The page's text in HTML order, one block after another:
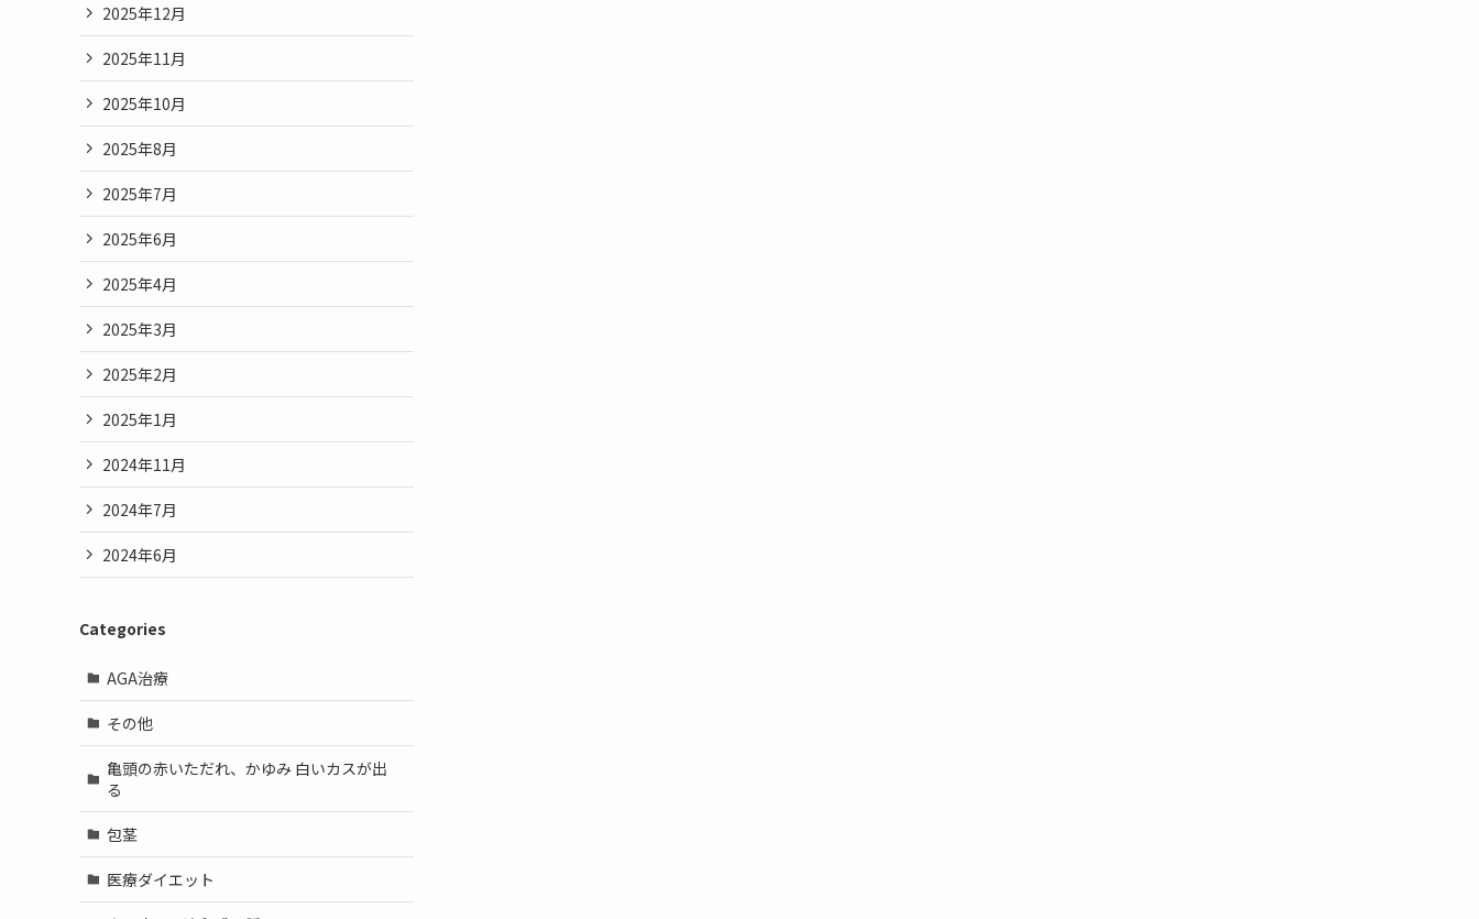
2025年12月
2025年11月
2025年10月
2025年8月
2025年7月
2025年6月
2025年4月
2025年3月
2025年2月
2025年1月
2024年11月
2024年7月
2024年6月
Categories
AGA治療
その他
亀頭の赤いただれ、かゆみ 白いカスが出
る
包茎
医療ダイエット